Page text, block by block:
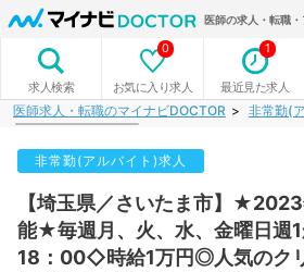
医師の求人・転職
求人検索 お気に入り求人
0
最近見た求人
1
医師求人・転職のマイナビDOCTOR 非常勤(
非常勤(アルバイト)求人
【埼玉県／さいたま市】
能★毎週月、火、水、金曜日週
18：00◇時給1万円◎人気のク